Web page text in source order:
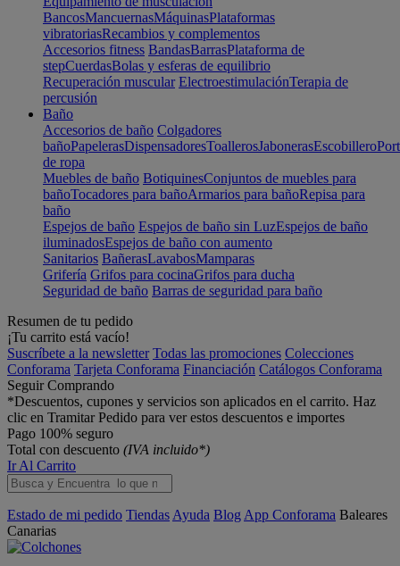
BancosMancuernasMáquinasPlataformas
vibratoriasRecambios y complementos
Accesorios fitness BandasBarrasPlataforma de
stepCuerdasBolas y esferas de equilibrio
Recuperación muscular ElectroestimulaciónTerapia de
percusión
Baño
Accesorios de baño Colgadores
bañoPapelerasDispensadoresToallerosJabonerasEscobillero
de ropa
Muebles de baño BotiquinesConjuntos de muebles para
bañoTocadores para bañoArmarios para bañoRepisa para
baño
Espejos de baño Espejos de baño sin LuzEspejos de baño
iluminadosEspejos de baño con aumento
Sanitarios BañerasLavabosMamparas
Grifería Grifos para cocinaGrifos para ducha
Seguridad de baño Barras de seguridad para baño
Resumen de tu pedido
¡Tu carrito está vacío!
Suscríbete a la newsletter Todas las promociones Colecciones
Conforama Tarjeta Conforama Financiación Catálogos Conforama
Seguir Comprando
*Descuentos, cupones y servicios son aplicados en el carrito. Haz
clic en Tramitar Pedido para ver estos descuentos e importes
Pago 100% seguro
Total con descuento (IVA incluido*)
Ir Al Carrito
Estado de mi pedido Tiendas Ayuda Blog App Conforama Baleares
Canarias